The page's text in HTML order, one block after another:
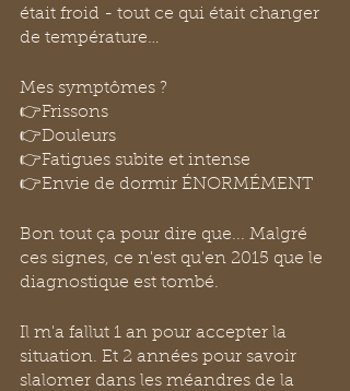
était froid - tout ce qui était changer
de température…
Mes symptômes ?
👉Frissons
👉Douleurs
👉Fatigues subite et intense
👉Envie de dormir ÉNORMÉMENT
Bon tout ça pour dire que... Malgré
ces signes, ce n'est qu'en 2015 que le
diagnostique est tombé.
Il m'a fallut 1 an pour accepter la
situation. Et 2 années pour savoir
slalomer dans les méandres de la